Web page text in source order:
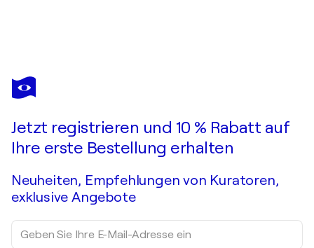
ELENA PODMARKOVA
Blooming peonies
Auftragsarbeit anfragen
Jetzt registrieren und 10 % Rabatt auf
Ihre erste Bestellung erhalten
Neuheiten, Empfehlungen von Kuratoren,
exklusive Angebote